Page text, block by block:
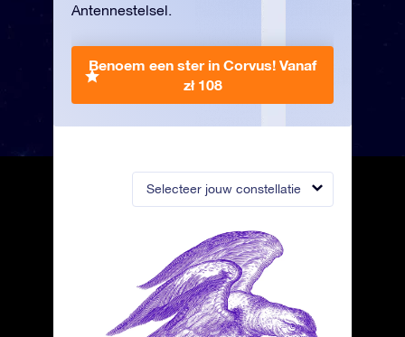
Selecteer jouw constellatie
Antennestelsel.
Benoem een ster in Corvus! Vanaf
zł 108